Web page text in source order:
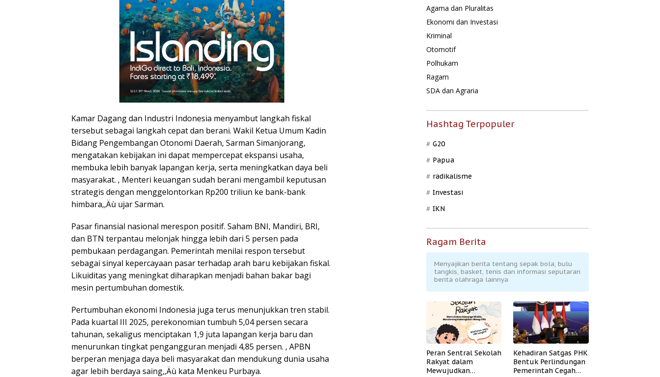
Kamar Dagang dan Industri Indonesia menyambut langkah fiskal
tersebut sebagai langkah cepat dan berani. Wakil Ketua Umum Kadin
Bidang Pengembangan Otonomi Daerah, Sarman Simanjorang,
mengatakan kebijakan ini dapat mempercepat ekspansi usaha,
membuka lebih banyak lapangan kerja, serta meningkatkan daya beli
masyarakat. ‚ Menteri keuangan sudah berani mengambil keputusan
strategis dengan menggelontorkan Rp200 triliun ke bank-bank
himbara,‚Äù ujar Sarman.
Pasar finansial nasional merespon positif. Saham BNI, Mandiri, BRI,
dan BTN terpantau melonjak hingga lebih dari 5 persen pada
pembukaan perdagangan. Pemerintah menilai respon tersebut
sebagai sinyal kepercayaan pasar terhadap arah baru kebijakan fiskal.
Likuiditas yang meningkat diharapkan menjadi bahan bakar bagi
mesin pertumbuhan domestik.
Pertumbuhan ekonomi Indonesia juga terus menunjukkan tren stabil.
Pada kuartal III 2025, perekonomian tumbuh 5,04 persen secara
tahunan, sekaligus menciptakan 1,9 juta lapangan kerja baru dan
menurunkan tingkat pengangguran menjadi 4,85 persen. ‚ APBN
berperan menjaga daya beli masyarakat dan mendukung dunia usaha
agar lebih berdaya saing,‚Äù kata Menkeu Purbaya.
Agama dan Pluralitas
Ekonomi dan Investasi
Kriminal
Otomotif
Polhukam
Ragam
SDA dan Agraria
Hashtag Terpopuler
G20
Papua
radikalisme
Investasi
IKN
Ragam Berita
Menyajikan berita tentang sepak bola, bulu
tangkis, basket, tenis dan informasi seputaran
berita olahraga lainnya
Peran Sentral Sekolah
Rakyat dalam
Mewujudkan
Kehadiran Satgas PHK
Bentuk Perlindungan
Pemerintah Cegah